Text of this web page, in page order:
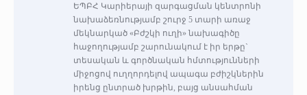
ԵՊԲՀ Կարիերայի զարգացման կենտրոնի
նախաձեռնությամբ շուրջ 5 տարի առաջ
մեկնարկած «Բժշկի ուղի» նախագիծը
հաջողությամբ շարունակում է իր երթը`
տեսական և գործնական հմտությունների
միջոցով ուղղորդելով ապագա բժիշկներին
իրենց ընտրած խրթին, բայց անսահման